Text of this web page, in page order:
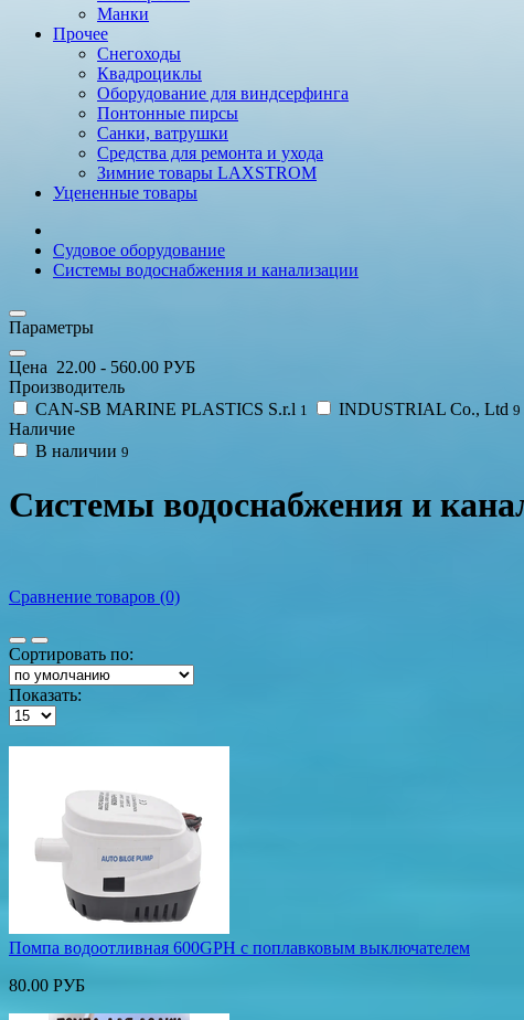
Манки
Прочее
Снегоходы
Квадроциклы
Оборудование для виндсерфинга
Понтонные пирсы
Санки, ватрушки
Средства для ремонта и ухода
Зимние товары LAXSTROM
Уцененные товары
Судовое оборудование
Системы водоснабжения и канализации
Параметры
Цена 22.00 - 560.00 РУБ
Производитель
CAN-SB MARINE PLASTICS S.r.l 1 INDUSTRIAL Co., Ltd 9
Наличие
В наличии 9
Системы водоснабжения и
Сравнение товаров (0)
Сортировать по:
Показать:
Помпа водоотливная 600GPH с поплавковым выключателем
80.00 РУБ